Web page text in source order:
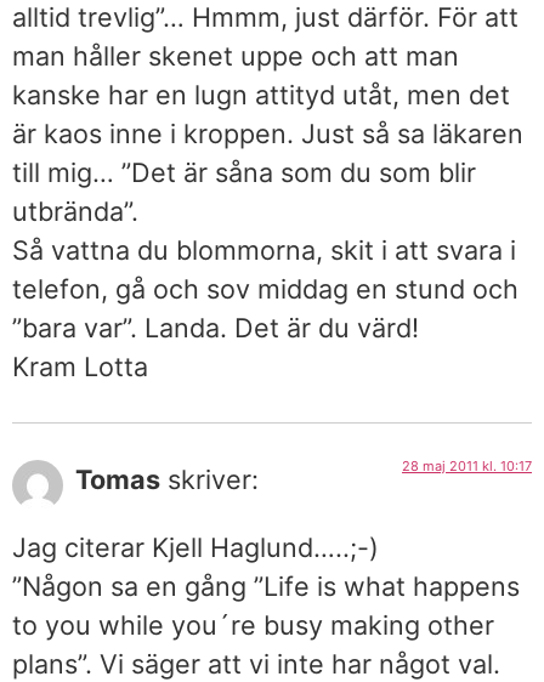
alltid trevlig”… Hmmm, just därför. För att
man håller skenet uppe och att man
kanske har en lugn attityd utåt, men det
är kaos inne i kroppen. Just så sa läkaren
till mig… ”Det är såna som du som blir
utbrända”.
Så vattna du blommorna, skit i att svara i
telefon, gå och sov middag en stund och
”bara var”. Landa. Det är du värd!
Kram Lotta
Tomas skriver: 28 maj 2011 kl. 10:17
Jag citerar Kjell Haglund…..;-)
”Någon sa en gång ”Life is what happens
to you while you´re busy making other
plans”. Vi säger att vi inte har något val.